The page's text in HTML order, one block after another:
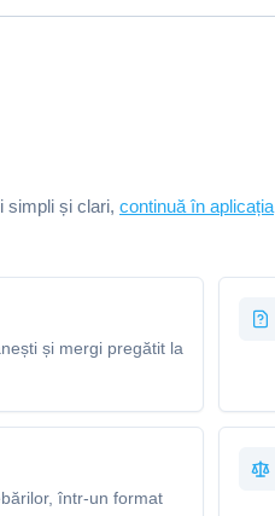
simpli și clari, continuă în aplicația
și mergi pregătit la
într-un format